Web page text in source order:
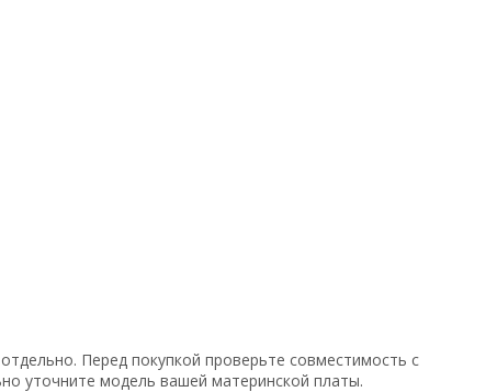
Перед покупкой проверьте совместимость с
уточните модель вашей материнской платы.